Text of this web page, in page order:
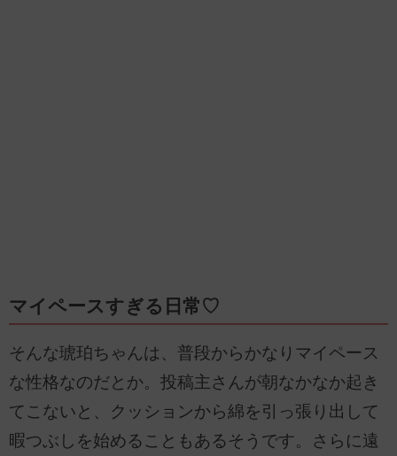
マイペースすぎる日常♡
そんな琥珀ちゃんは、普段からかなりマイペース
な性格なのだとか。投稿主さんが朝なかなか起き
てこないと、クッションから綿を引っ張り出して
暇つぶしを始めることもあるそうです。さらに遠